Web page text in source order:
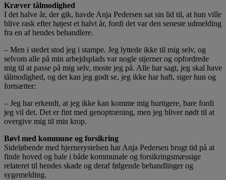
Kræver tålmodighed
I det halve år, der gik, havde Anja Pedersen sat sin lid til, at hun ville
blive rask efter højest et halvt år, fordi det var den seneste udmelding
fra en af hendes behandlere.
– Men i stedet stod jeg i stampe. Jeg lyttede ikke til mig selv, og
selvom alle på min arbejdsplads var nogle stjerner og opfordrede
mig til at passe på mig selv, moste jeg på. Alle har sagt, jeg skal have
tålmodighed, og det kan jeg godt se, jeg ikke har haft, siger hun og
fortsætter:
– Jeg har erkendt, at jeg ikke kan komme mig hurtigere, bare fordi
jeg vil det. Det er fint med genoptræning, men jeg bliver nødt til at
overgive mig til min krop.
Bøvl med kommune og forsikring
Sideløbende med hjernerystelsen har Anja Pedersen brugt tid på at
finde hoved og hale i både kommunale og forsikringsmæssige
relateret til hendes skade og deraf følgende behandlinger og
sygemelding.